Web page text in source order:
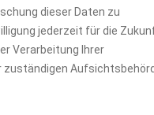
dieser Daten zu
jederzeit für die
Verarbeitung Ihrer
zuständigen